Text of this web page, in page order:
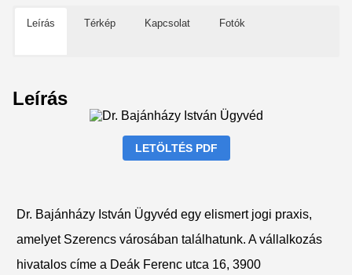
Leírás Térkép Kapcsolat Fotók
Leírás
LETÖLTÉS PDF
Dr. Bajánházy István Ügyvéd egy elismert jogi praxis,
amelyet Szerencs városában találhatunk. A vállalkozás
hivatalos címe a Deák Ferenc utca 16, 3900